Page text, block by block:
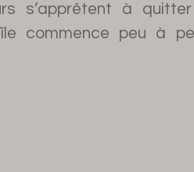
s’apprêtent à
commence peu à